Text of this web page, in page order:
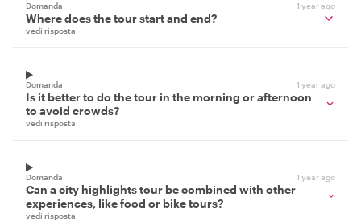
Domanda 1 year ago
Where does the tour start and end?
vedi risposta
Domanda 1 year ago
Is it better to do the tour in the morning or afternoon
to avoid crowds?
vedi risposta
Domanda 1 year ago
Can a city highlights tour be combined with other
experiences, like food or bike tours?
vedi risposta